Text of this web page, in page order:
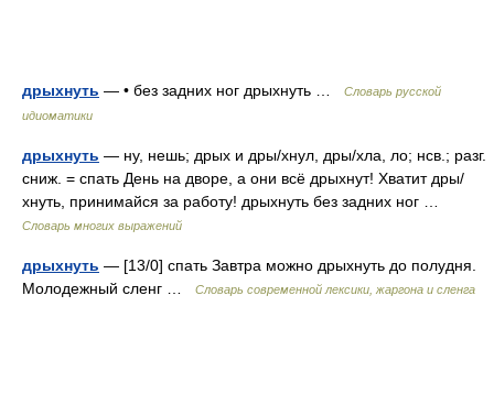
дрыхнуть — • без задних ног дрыхнуть …
Словарь русской
идиоматики
дрыхнуть — ну, нешь; дрых и дры/хнул, дры/хла, ло; нсв.; разг.
сниж. = спать День на дворе, а они всё дрыхнут! Хватит дры/
хнуть, принимайся за работу! дрыхнуть без задних ног …
Словарь многих выражений
дрыхнуть — [13/0] спать Завтра можно дрыхнуть до полудня.
Молодежный сленг …
Cловарь современной лексики, жаргона и сленга